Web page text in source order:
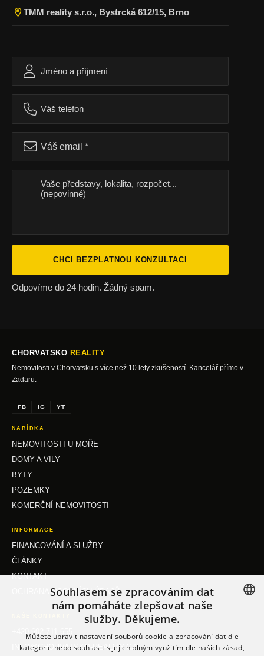
TMM reality s.r.o., Bystrcká 612/15, Brno
CHCI BEZPLATNOU KONZULTACI
Odpovíme do 24 hodin. Žádný spam.
CHORVATSKO REALITY
Nemovitosti v Chorvatsku s více než 10 lety zkušeností. Kancelář přímo v
Zadaru.
FB IG YT
NABÍDKA
NEMOVITOSTI U MOŘE
DOMY A VILY
BYTY
POZEMKY
KOMERČNÍ NEMOVITOSTI
INFORMACE
FINANCOVÁNÍ A SLUŽBY
ČLÁNKY
KONTAKT
OCHRANA OSOBNÍCH ÚDAJŮ
+420 602 711 655
INFO@CHORVATSKO-REALITY.CZ
GERMAN
Souhlasem se zpracováním dat
nám pomáháte zlepšovat naše
služby. Děkujeme.
Můžete upravit nastavení souborů cookie a zpracování dat dle
kategorie nebo souhlasit s jejich plným využitím dle našich zásad,